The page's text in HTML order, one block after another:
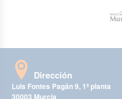
Dirección
Luis Fontes Pagán 9, 1ª planta